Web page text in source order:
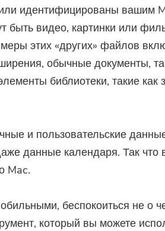
идентифицированы вашим
быть видео, картинки или
этих «других» файлов
обычные документы,
библиотеки, такие как
и пользовательские
данные календаря. Так что
Mac.
беспокоиться не о
который вы можете
на наши лучшие
и новости о
iMyMac.
адрес
почты.